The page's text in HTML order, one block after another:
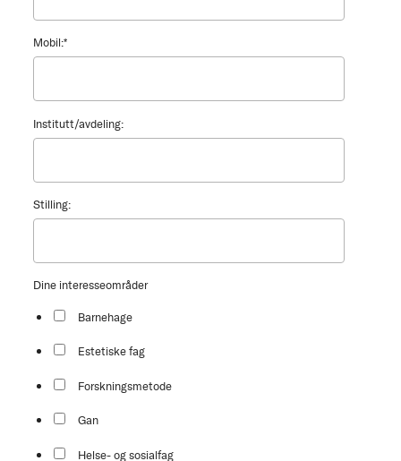
Mobil:*
Institutt/avdeling:
Stilling:
Dine interesseområder
Barnehage
Estetiske fag
Forskningsmetode
Gan
Helse- og sosialfag